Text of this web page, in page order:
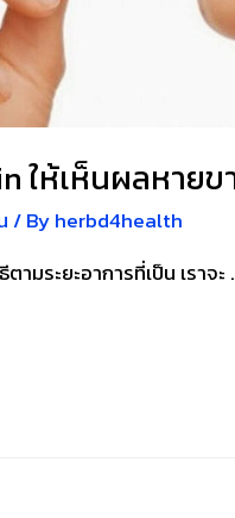
ให้เห็นผลหาย
/ Byherbd4health
มระยะอาการที่เป็น เราจะ